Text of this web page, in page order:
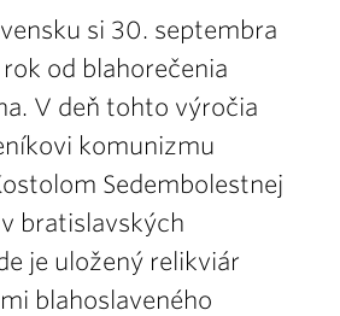
si 30. septembra
od blahorečenia
V deň tohto výročia
komunizmu
Sedembolestnej
bratislavských
je uložený relikviár
blahoslaveného